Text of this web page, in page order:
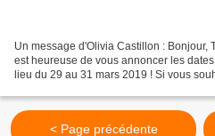
Un message d'Olivia Castillon : Bonjour,
est heureuse de vous annoncer les
lieu du 29 au 31 mars 2019 ! Si vous
< Page précédente